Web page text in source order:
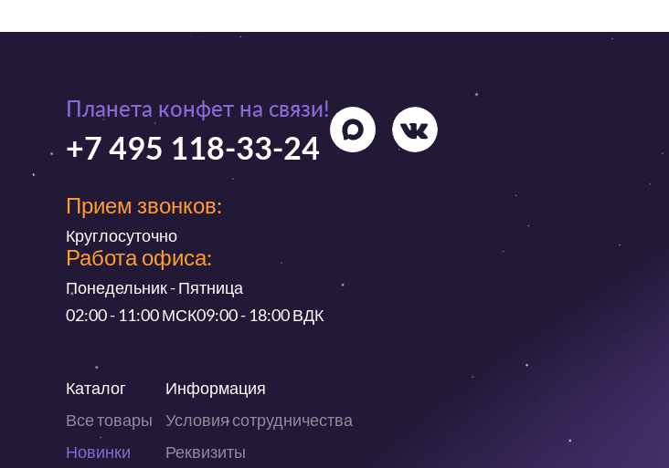
Планета конфет на связи!
+7 495 118-33-24
Прием звонков:
Круглосуточно
Работа офиса:
Понедельник - Пятница
02:00 - 11:00 МСК09:00 - 18:00 ВДК
Каталог
Все товары
Новинки
Информация
Условия сотрудничества
Реквизиты